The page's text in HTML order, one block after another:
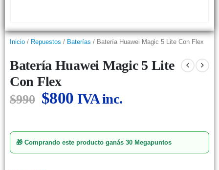
Inicio / Repuestos / Baterías / Batería Huawei Magic 5 Lite Con Flex
Batería Huawei Magic 5 Lite
Con Flex
$990 $800 IVA inc.
🎁 Comprando este producto ganás 30 Megapuntos